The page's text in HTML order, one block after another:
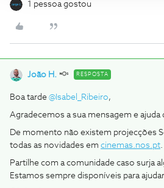
1 pessoa gostou
João H. RESPOSTA
Boa tarde @Isabel_Ribeiro,
Agradecemos a sua mensagem e ajuda
De momento não existem projecções
todas as novidades em cinemas.nos.pt.
Partilhe com a comunidade caso surja
Estamos sempre disponíveis para